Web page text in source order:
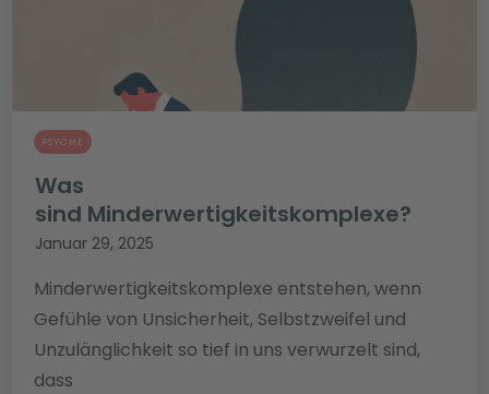
PSYCHE
Was
sind Minderwertigkeitskomplexe?
Januar 29, 2025
Minderwertigkeitskomplexe entstehen, wenn
Gefühle von Unsicherheit, Selbstzweifel und
Unzulänglichkeit so tief in uns verwurzelt sind,
dass